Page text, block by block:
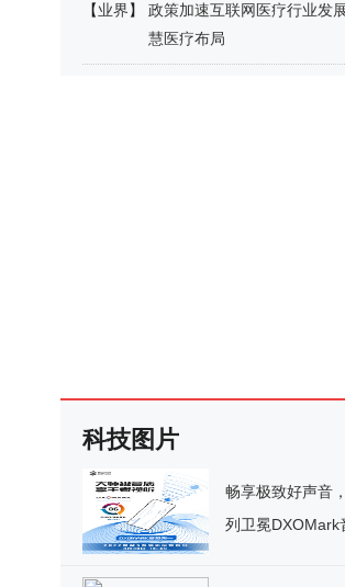
【业界】
政策加速互联网医疗行业发
慧医疗布局
科技图片
畅享极致好声音
列卫冕DXOMark